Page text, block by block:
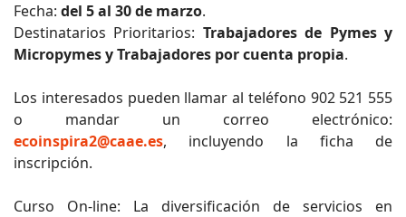
Fecha: del 5 al 30 de marzo.
Destinatarios Prioritarios: Trabajadores de Pymes y
Micropymes y Trabajadores por cuenta propia.
Los interesados pueden llamar al teléfono 902 521 555
o mandar un correo electrónico:
ecoinspira2@caae.es, incluyendo la ficha de
inscripción.
Curso On-line: La diversificación de servicios en